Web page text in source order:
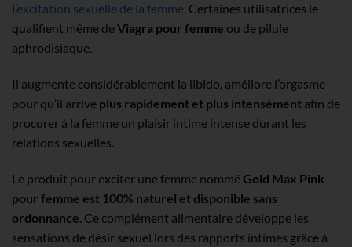
l’excitation sexuelle de la femme. Certaines utilisatrices le
qualifient même deViagra pour femme ou de pilule
aphrodisiaque.
Il augmente considérablement la libido, améliore l’orgasme
pour qu’il arrive plus rapidement et plus intensément afin de
procurer à la femme un plaisir intime intense durant les
relations sexuelles.
Le produit pour exciter une femme nommé Gold Max Pink
pour femme est 100% naturel et disponible sans
ordonnance . Ce complément alimentaire développe les
sensations de désir sexuel lors des rapports intimes grâce à